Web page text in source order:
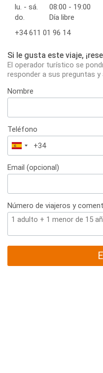
lu. - sá.
08:00 - 19:00
do.
Día libre
+34 611 01 96 14
Si le gusta este viaje,
El operador turístico se
responder a sus preguntas
Nombre
Teléfono
España
+34
Email (opcional)
Número de viajeros y